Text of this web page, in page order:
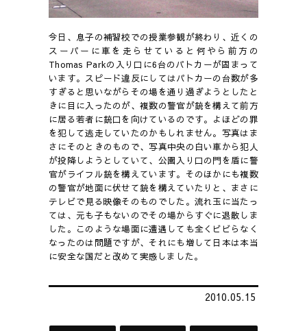
今日、息子の補習校での授業参観が終わり、近くの
スーパーに車を走らせていると何やら前方の
Thomas Parkの入り口に6台のパトカーが固まって
います。スピード違反にしてはパトカーの台数が多
すぎると思いながらその場を通り過ぎようとしたと
きに目に入ったのが、複数の警官が銃を構えて前方
に居る若者に銃口を向けているのです。よほどの罪
を犯して逃走していたのかもしれません。写真はま
さにそのときのもので、写真中央の白い車から犯人
が投降しようとしていて、公園入り口の門を盾に警
官がライフル銃を構えています。そのほかにも複数
の警官が地面に伏せて銃を構えていたりと、まさに
テレビで見る映像そのものでした。流れ玉に当たっ
ては、元も子もないのでその場からすぐに退散しま
した。このような場面に遭遇しても全くビビらなく
なったのは問題ですが、それにも増して日本は本当
に安全な国だと改めて実感しました。
2010.05.15